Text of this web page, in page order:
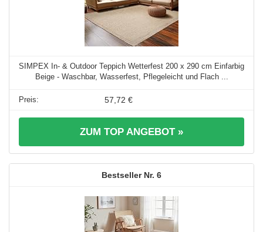
SIMPEX In- & Outdoor Teppich Wetterfest 200 x 290 cm Einfarbig
Beige - Waschbar, Wasserfest, Pflegeleicht und Flach ...
57,72 €
ZUM TOP ANGEBOT »
6